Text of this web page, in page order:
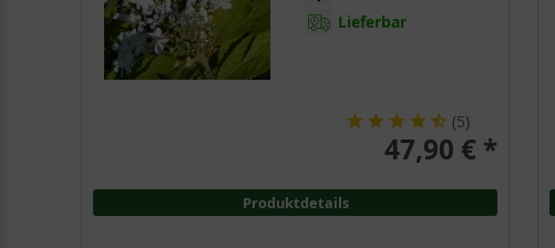
Lieferbar
(5)
47,90 € *
Produktdetails